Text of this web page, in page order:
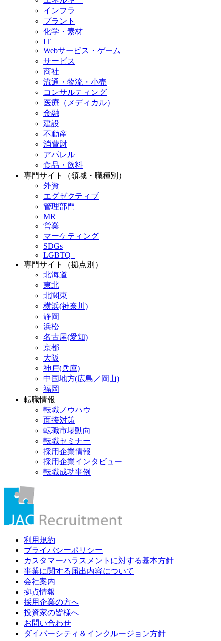
インフラ
プラント
化学・素材
IT
Webサービス・ゲーム
サービス
商社
流通・物流・小売
コンサルティング
医療（メディカル）
金融
建設
不動産
消費財
アパレル
食品・飲料
専門サイト（領域・職種別）
外資
エグゼクティブ
管理部門
MR
営業
マーケティング
SDGs
LGBTQ+
専門サイト（拠点別）
北海道
東北
北関東
横浜(神奈川)
静岡
浜松
名古屋(愛知)
京都
大阪
神戸(兵庫)
中国地方(広島／岡山)
福岡
転職情報
転職ノウハウ
面接対策
転職市場動向
転職セミナー
採用企業情報
採用企業インタビュー
転職成功事例
利用規約
プライバシーポリシー
カスタマーハラスメントに対する基本方針
事業に関する届出内容について
会社案内
拠点情報
採用企業の方へ
投資家の皆様へ
お問い合わせ
ダイバーシティ＆インクルージョン方針